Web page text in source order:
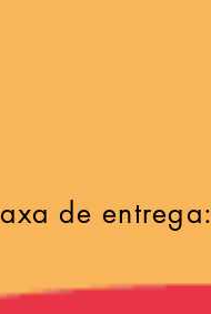
de entrega: